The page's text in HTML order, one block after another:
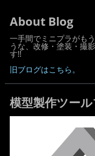
About Blog
一手間でミニプラがも
うな、改修・塗装・撮
す!!
旧ブログはこちら。
模型製作ツー